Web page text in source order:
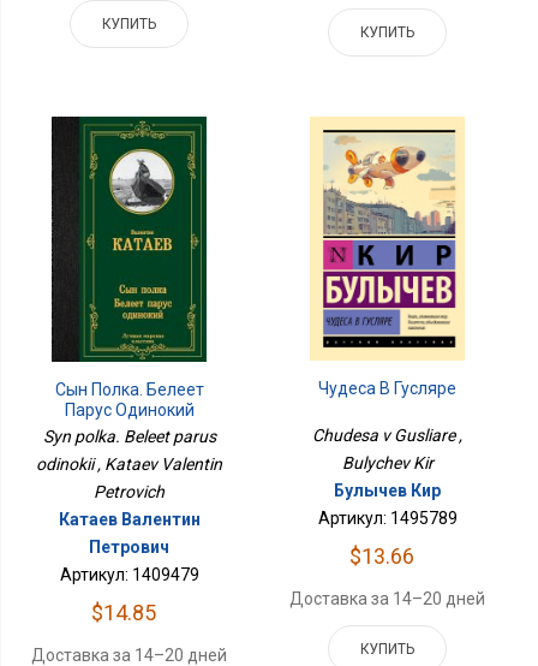
КУПИТЬ
КУПИТЬ
Сын Полка. Белеет
Парус Одинокий
Syn polka. Beleet parus
odinokii , Kataev Valentin
Petrovich
Катаев Валентин
Петрович
Артикул: 1409479
$14.85
Доставка за 14–20 дней
Чудеса В Гусляре
Chudesa v Gusliare ,
Bulychev Kir
Булычев Кир
Артикул: 1495789
$13.66
Доставка за 14–20 дней
КУПИТЬ